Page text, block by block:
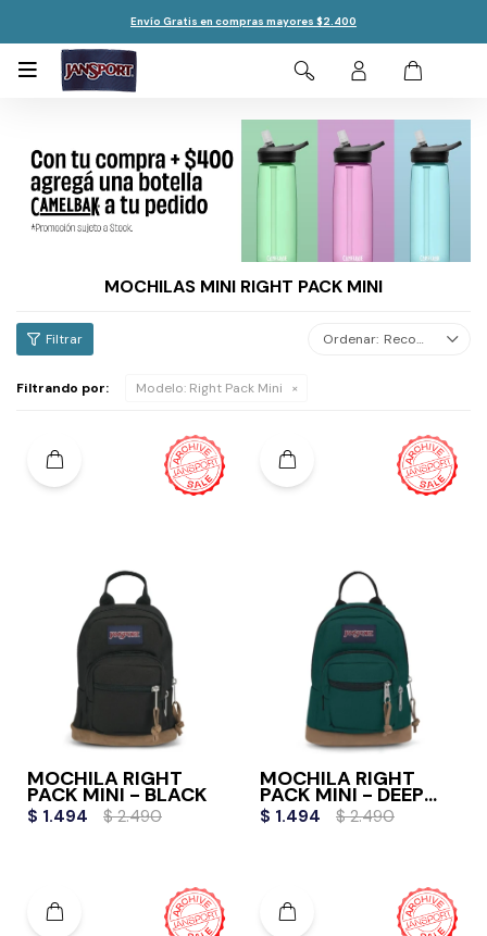
Envío Gratis en compras mayores $2.400

MOCHILAS MINI RIGHT PACK MINI
Recomendados
Filtrando por: Modelo: Right Pack Mini
MOCHILA RIGHT
PACK MINI - BLACK
$ 1.494 $ 2.490
MOCHILA RIGHT
PACK MINI - DEEP
JUNIPER
$ 1.494 $ 2.490